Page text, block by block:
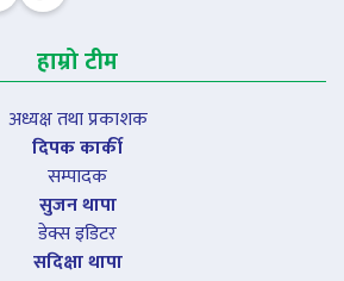
हाम्रो टीम
अध्यक्ष तथा प्रकाशक
दिपक कार्की
सम्पादक
सुजन थापा
डेक्स इडिटर
सदिक्षा थापा